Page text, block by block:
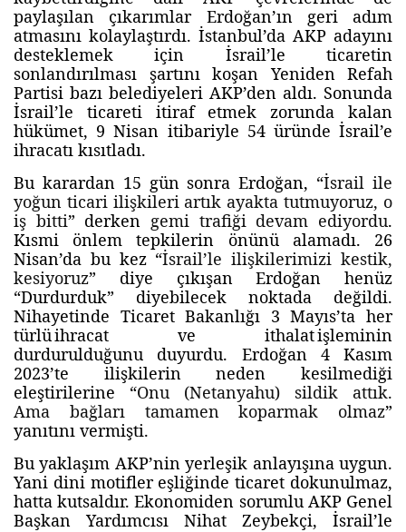
paylaşılan çıkarımlar Erdoğan’ın geri adım
atmasını kolaylaştırdı. İstanbul’da AKP adayını
desteklemek için İsrail’le ticaretin
sonlandırılması şartını koşan Yeniden Refah
Partisi bazı belediyeleri AKP’den aldı. Sonunda
İsrail’le ticareti itiraf etmek zorunda kalan
hükümet, 9 Nisan itibariyle 54 üründe İsrail’e
ihracatı kısıtladı.
Bu karardan 15 gün sonra Erdoğan, “İsrail ile
yoğun ticari ilişkileri artık ayakta tutmuyoruz, o
iş bitti” derken gemi trafiği devam ediyordu.
Kısmi önlem tepkilerin önünü alamadı. 26
Nisan’da bu kez “İsrail’le ilişkilerimizi kestik,
kesiyoruz” diye çıkışan Erdoğan henüz
“Durdurduk” diyebilecek noktada değildi.
Nihayetinde Ticaret Bakanlığı 3 Mayıs’ta her
türlü ihracat ve ithalat işleminin
durdurulduğunu duyurdu. Erdoğan 4 Kasım
2023’te ilişkilerin neden kesilmediği
eleştirilerine “Onu (Netanyahu) sildik attık.
Ama bağları tamamen koparmak olmaz”
yanıtını vermişti.
Bu yaklaşım AKP’nin yerleşik anlayışına uygun.
Yani dini motifler eşliğinde ticaret dokunulmaz,
hatta kutsaldır. Ekonomiden sorumlu AKP Genel
Başkan Yardımcısı Nihat Zeybekçi, İsrail’le